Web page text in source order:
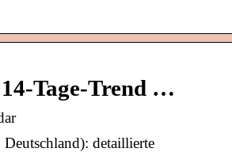
Tage-Trend …
detaillierte